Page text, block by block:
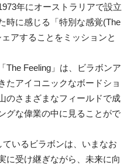
年にオーストラリアで設立
時に感じる「特別な感覚(The
アすることをミッションと
The Feeling」は、ビラボンア
たアイコニックなボードショ
のさまざまなフィールドで成
グな偉業の中に見ることがで
いるビラボンは、いまなお
に受け継ぎながら、未来に向